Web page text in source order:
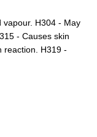
vapour. H304 - May
- Causes skin
reaction. H319 -